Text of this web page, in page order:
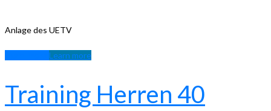
Anlage des UETV
Learn more
Training Herren 40